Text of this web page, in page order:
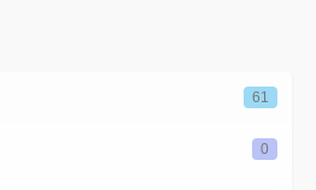
61
0